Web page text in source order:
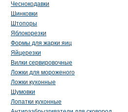
Чеснокодавки
Шинковки
Штопоры
Яблокорезки
Формы для жарки яиц
Яйцерезки
Вилки сервировочные
Ложки для мороженого
Ложки кухонные
Шумовки
Лопатки кухонные